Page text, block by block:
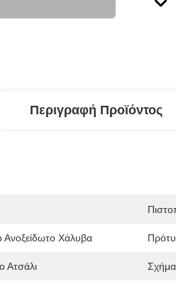
Περιγραφή Προϊόντος
Χάλυβα
Ατσάλι